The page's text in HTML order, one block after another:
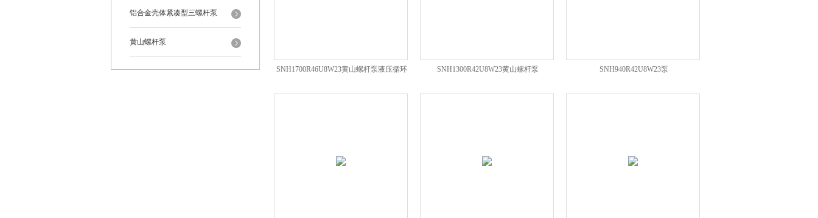
铝合金壳体紧凑型三螺杆泵
黄山螺杆泵
SNH1700R46U8W23黄山螺杆泵液压循环 SNH1300R42U8W23黄山螺杆泵 SNH940R42U8W23泵